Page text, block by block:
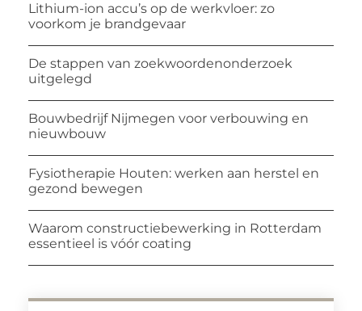
Lithium-ion accu’s op de werkvloer: zo
voorkom je brandgevaar
De stappen van zoekwoordenonderzoek
uitgelegd
Bouwbedrijf Nijmegen voor verbouwing en
nieuwbouw
Fysiotherapie Houten: werken aan herstel en
gezond bewegen
Waarom constructiebewerking in Rotterdam
essentieel is vóór coating